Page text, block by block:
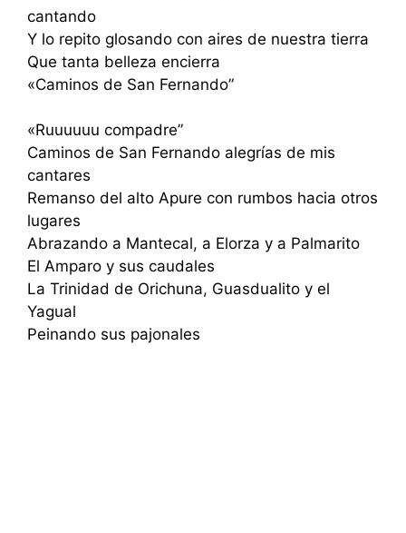
cantando
Y lo repito glosando con aires de nuestra tierra
Que tanta belleza encierra
«Caminos de San Fernando”
«Ruuuuuu compadre”
Caminos de San Fernando alegrías de mis
cantares
Remanso del alto Apure con rumbos hacia otros
lugares
Abrazando a Mantecal, a Elorza y a Palmarito
El Amparo y sus caudales
La Trinidad de Orichuna, Guasdualito y el
Yagual
Peinando sus pajonales